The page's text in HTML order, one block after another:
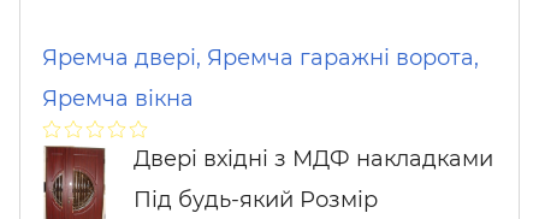
Яремча двері, Яремча гаражні ворота,
Яремча вікна
Двері вхідні з МДФ накладками
Під будь-який Розмір